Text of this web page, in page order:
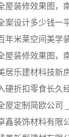
居乐建材科技新